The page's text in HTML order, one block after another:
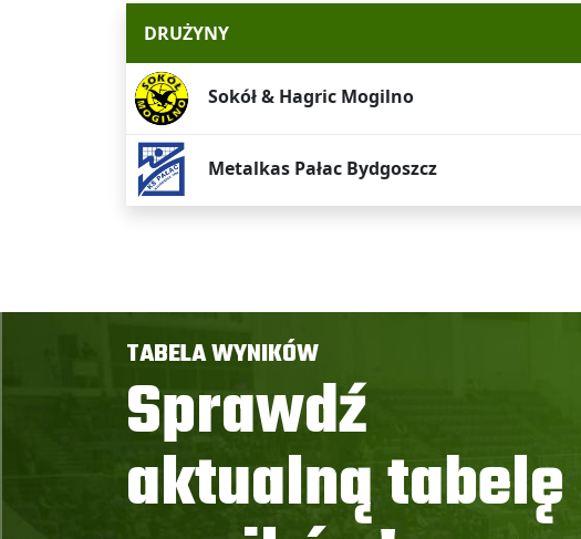
DRUŻYNY
Sokół & Hagric Mogilno
Metalkas Pałac Bydgoszcz
TABELA WYNIKÓW
Sprawdź
aktualną tabelę